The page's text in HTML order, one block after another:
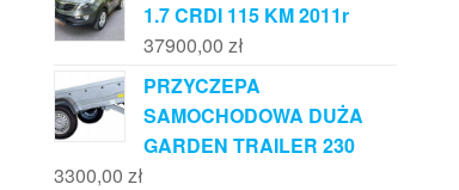
1.7 CRDI 115 KM 2011r
37900,00 zł
PRZYCZEPA
SAMOCHODOWA DUŻA
GARDEN TRAILER 230
3300,00 zł